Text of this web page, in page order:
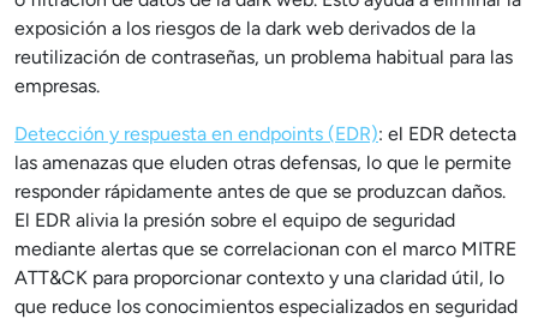
exposición a los riesgos de la dark web derivados de la
reutilización de contraseñas, un problema habitual para las
empresas.
Detección y respuesta en endpoints (EDR): el EDR detecta
las amenazas que eluden otras defensas, lo que le permite
responder rápidamente antes de que se produzcan daños.
El EDR alivia la presión sobre el equipo de seguridad
mediante alertas que se correlacionan con el marco MITRE
ATT&CK para proporcionar contexto y una claridad útil, lo
que reduce los conocimientos especializados en seguridad